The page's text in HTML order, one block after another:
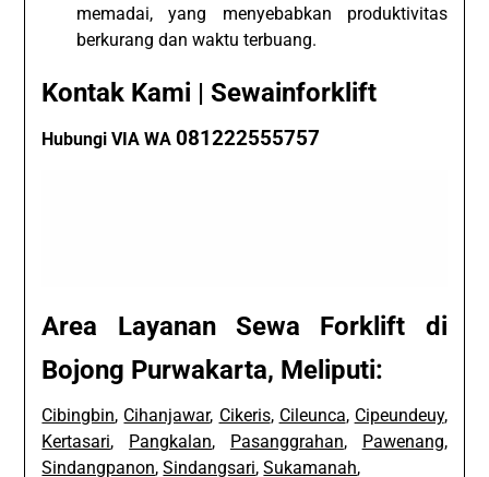
memadai, yang menyebabkan produktivitas
berkurang dan waktu terbuang.
Kontak Kami | Sewainforklift
Hubungi VIA WA081222555757
Area Layanan Sewa Forklift di
Bojong Purwakarta, Meliputi:
Cibingbin, Cihanjawar, Cikeris, Cileunca, Cipeundeuy,
Kertasari, Pangkalan, Pasanggrahan, Pawenang,
Sindangpanon,Sindangsari,Sukamanah,